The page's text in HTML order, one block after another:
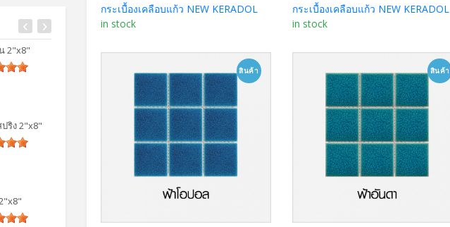
2"x8"
ริง 2"x8"
คลาวดิ ดีไลท์ 2"x8"
ดาร์คบลู 2"x8"
กระเบื้องเคลือบแก้ว NEW KERADOL
in stock
กระเบื้องเคลือบแก้ว NEW KERADOL
in stock
สินค้า สินค้า